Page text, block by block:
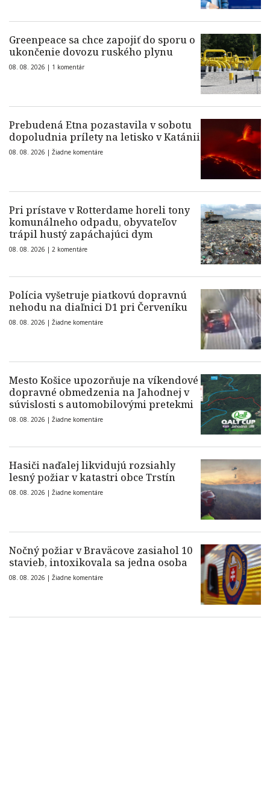
Greenpeace sa chce zapojiť do sporu o
ukončenie dovozu ruského plynu
08. 08. 2026 | 1 komentár
Prebudená Etna pozastavila v sobotu
dopoludnia prílety na letisko v Katánii
08. 08. 2026 | Žiadne komentáre
Pri prístave v Rotterdame horeli tony
komunálneho odpadu, obyvateľov
trápil hustý zapáchajúci dym
08. 08. 2026 | 2 komentáre
Polícia vyšetruje piatkovú dopravnú
nehodu na diaľnici D1 pri Červeníku
08. 08. 2026 | Žiadne komentáre
Mesto Košice upozorňuje na víkendové
dopravné obmedzenia na Jahodnej v
súvislosti s automobilovými pretekmi
08. 08. 2026 | Žiadne komentáre
Hasiči naďalej likvidujú rozsiahly
lesný požiar v katastri obce Trstín
08. 08. 2026 | Žiadne komentáre
Nočný požiar v Braväcove zasiahol 10
stavieb, intoxikovala sa jedna osoba
08. 08. 2026 | Žiadne komentáre